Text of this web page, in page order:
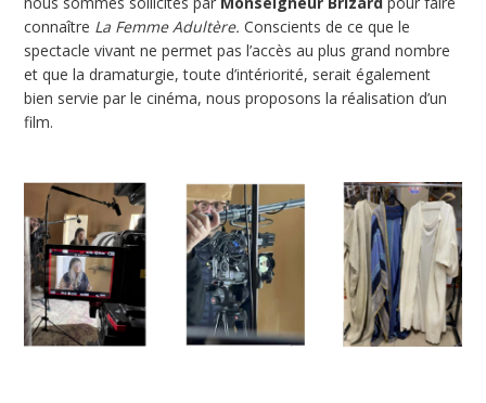
connaître La Femme Adultère. Conscients de ce que le
spectacle vivant ne permet pas l’accès au plus grand nombre
et que la dramaturgie, toute d’intériorité, serait également
bien servie par le cinéma, nous proposons la réalisation d’un
film.